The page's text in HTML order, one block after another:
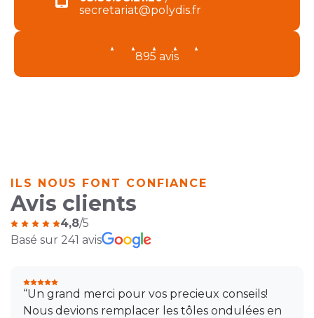
secretariat@polydis.fr
895 avis
ILS NOUS FONT CONFIANCE
Avis clients
4,8/5
Basé sur 241 avis
“Un grand merci pour vos precieux conseils!
Nous devions remplacer les tôles ondulées en